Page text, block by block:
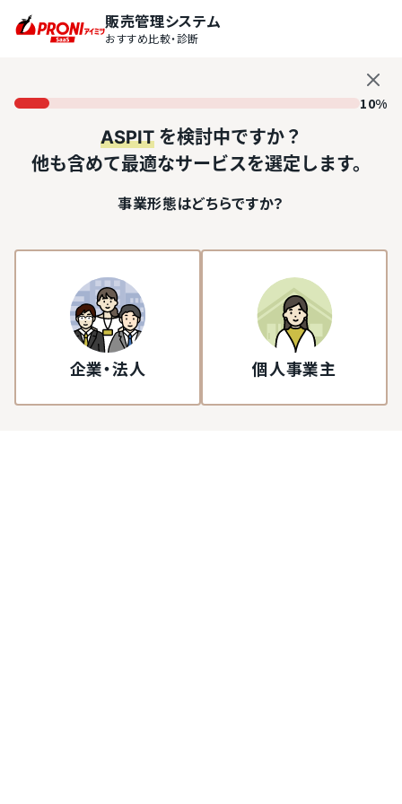
販売管理システム
おすすめ比較・診断
10%
ASPITを検討中ですか？
他も含めて最適なサービスを選定します。
事業形態はどちらですか？
企業・法人 個人事業主